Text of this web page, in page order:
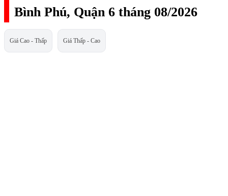
Bình Phú, Quận 6 tháng 08/2026
Giá Cao - Thấp Giá Thấp - Cao